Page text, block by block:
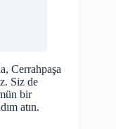
Cerrahpaşa
Siz de
bir
atın.